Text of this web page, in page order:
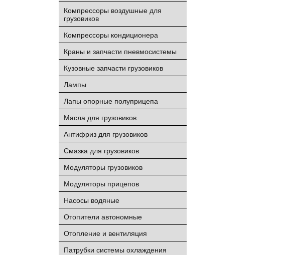
Компрессоры воздушные для
грузовиков
Компрессоры кондиционера
Краны и запчасти пневмосистемы
Кузовные запчасти грузовиков
Лампы
Лапы опорные полуприцепа
Масла для грузовиков
Антифриз для грузовиков
Смазка для грузовиков
Модуляторы грузовиков
Модуляторы прицепов
Насосы водяные
Отопители автономные
Отопление и вентиляция
Патрубки системы охлаждения